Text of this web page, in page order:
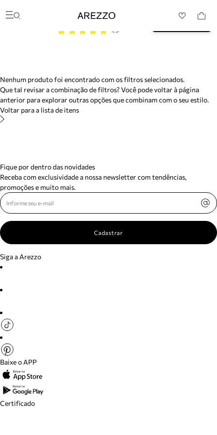
Buscar produtos
categorias sugeridas
Bolsa
Sapatilha
Tamanco
Tênis
Meus pedidos
Acompanhe seus pedidos e solicite devoluções.
Arezzo
Baixe o App e garanta 10%
OFF na sua primeira compra*
4,9
BAIXAR
Nenhum produto foi encontrado com os filtros selecionados.
Que tal revisar a combinação de filtros? Você pode voltar à página
anterior para explorar outras opções que combinam com o seu estilo.
Voltar para a lista de itens
Fique por dentro das novidades
Receba com exclusividade a nossa newsletter com tendências,
promoções e muito mais.
Cadastrar
Siga a Arezzo
Baixe o APP
Certificado